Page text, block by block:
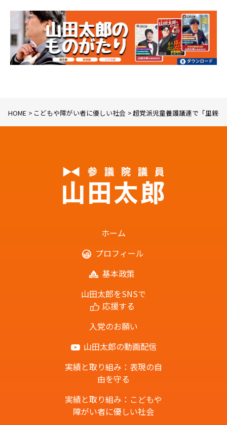
HOME こどもや障がい者に優しい社会 超党派児童養護議連で「里親
ホーム
プロフィール
基本政策
山田太郎をSNSで
応援する
入党のお願い
山田太郎の動画配信
実績と取り組み：表現の自
由を守る
実績と取り組み：こどもや
障がい者に優しい社会